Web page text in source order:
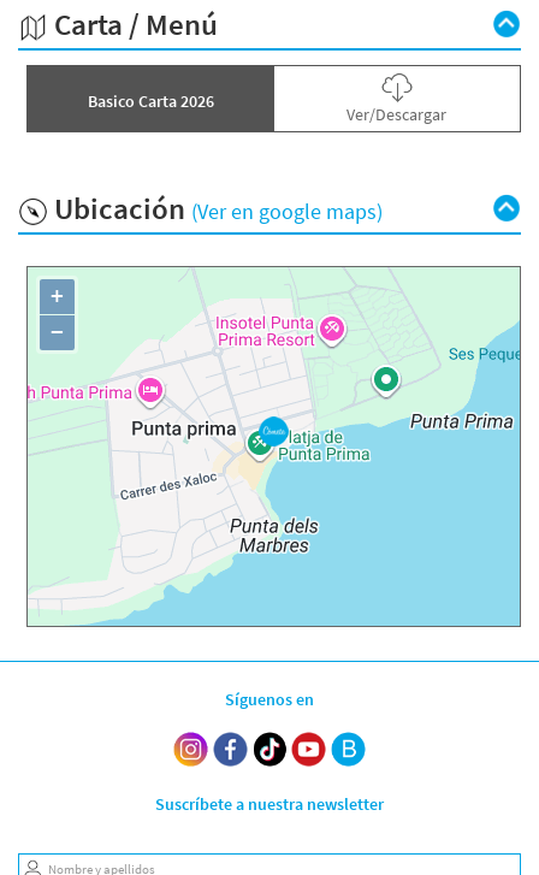
Carta / Menú
Basico Carta 2026
Ver/Descargar
Ubicación (Ver en google maps)
+
−
Síguenos en
Suscríbete a nuestra newsletter
Nombre y apellidos